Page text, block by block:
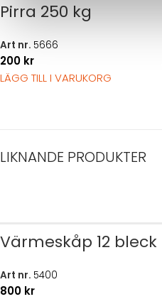
Pirra 250 kg
Art nr. 5666
200 kr
LÄGG TILL I VARUKORG
LIKNANDE PRODUKTER
Värmeskåp 12 bleck
Art nr. 5400
800 kr